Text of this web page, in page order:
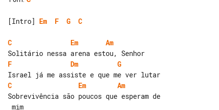
[Intro] Em F G C
C Em
Am
F
Dm
G
C
Em
Am
Sobrevivência são poucos que esperam de